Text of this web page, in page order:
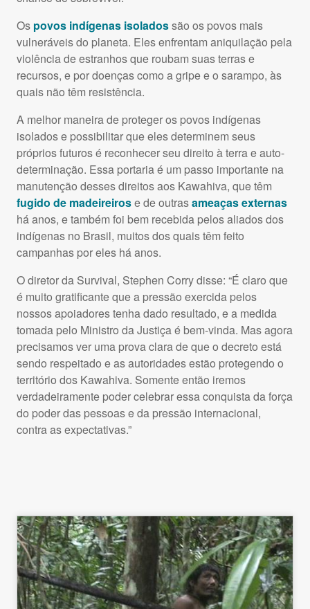
Os povos indígenas isoladossão os povos mais
vulneráveis do planeta. Eles enfrentam aniquilação pela
violência de estranhos que roubam suas terras e
recursos, e por doenças como a gripe e o sarampo, às
quais não têm resistência.
A melhor maneira de proteger os povos indígenas
isolados e possibilitar que eles determinem seus
próprios futuros é reconhecer seu direito à terra e auto-
determinação. Essa portaria é um passo importante na
manutenção desses direitos aos Kawahiva, que têm
fugido de madeireirose de outrasameaças externas
há anos, e também foi bem recebida pelos aliados dos
indígenas no Brasil, muitos dos quais têm feito
campanhas por eles há anos.
O diretor da Survival, Stephen Corry disse: “É claro que
é muito gratificante que a pressão exercida pelos
nossos apoiadores tenha dado resultado, e a medida
tomada pelo Ministro da Justiça é bem-vinda. Mas agora
precisamos ver uma prova clara de que o decreto está
sendo respeitado e as autoridades estão protegendo o
território dos Kawahiva. Somente então iremos
verdadeiramente poder celebrar essa conquista da força
do poder das pessoas e da pressão internacional,
contra as expectativas.”